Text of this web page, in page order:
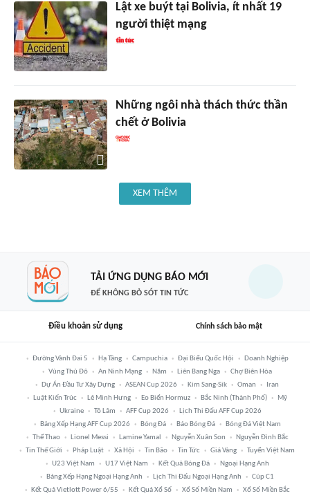
Lật xe buýt tại Bolivia, ít nhất 19
người thiệt mạng
Những ngôi nhà thách thức thần
chết ở Bolivia
XEM THÊM
TẢI ỨNG DỤNG BÁO MỚI
ĐỂ KHÔNG BỎ SÓT TIN TỨC
Điều khoản sử dụng Chính sách bảo mật
Đường Vành Đai 5 Hạ Tầng Campuchia Đại Biểu Quốc Hội
Doanh Nghiệp
Vùng Thủ Đô
An Ninh Mạng Năm Liên Bang Nga
Chợ Biên Hòa
Dự Án Đầu Tư Xây Dựng
ASEAN Cup 2026 Kim Sang-Sik Oman
Iran
Luật Kiến Trúc
Lê Minh Hưng Eo Biển Hormuz Bắc Ninh (thành Phố)
Mỹ
Ukraine
Tô Lâm AFF Cup 2026
Lịch Thi Đấu AFF Cup 2026
Bảng Xếp Hạng AFF Cup 2026
Bóng Đá Báo Bóng Đá
Bóng Đá Việt Nam
Thể Thao
Lionel Messi Lamine Yamal Nguyễn Xuân Son
Nguyễn Đình Bắc
Tin Thế Giới
Pháp Luật Xã Hội Tin Bão Tin Tức Giá Vàng
Tuyển Việt Nam
U23 Việt Nam
U17 Việt Nam Kết Quả Bóng Đá
Ngoại Hạng Anh
Bảng Xếp Hạng Ngoại Hạng Anh
Lịch Thi Đấu Ngoại Hạng Anh
Cúp C1
Kết Quả Vietlott Power 6/55
Kết Quả Xổ Số Xổ Số Miền Nam Xổ Số Miền Bắc